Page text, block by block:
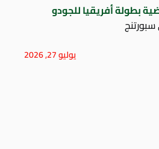
أفريقيا للجودو
يوليو 27, 2026